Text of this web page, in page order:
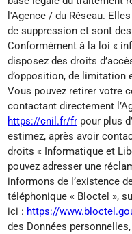
l'Agence / du Réseau.
de suppression et sont
Conformément à la loi «
disposez des droits
d’opposition, de limitation
Vous pouvez retirer votre
contactant directement
https://cnil.fr/fr pour plus
estimez, après avoir
droits « Informatique et
pouvez adresser une
informons de l’existence
téléphonique « Bloctel »,
ici : https://
des Données